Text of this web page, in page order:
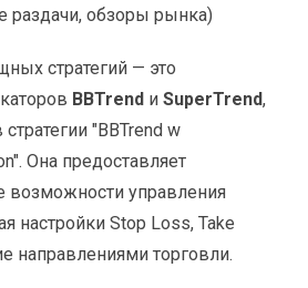
раздачи, обзоры рынка)
стратегий — это
BBTrend и SuperTrend,
"BBTrend w
Она предоставляет
возможности управления
настройки Stop Loss, Take
направлениями торговли.